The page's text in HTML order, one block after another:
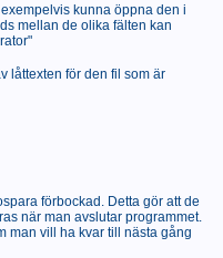
kunna öppna den i
mellan de olika fälten kan
låttexten för den fil som är
förbockad. Detta gör att de
när man avslutar programmet.
man vill ha kvar till nästa gång